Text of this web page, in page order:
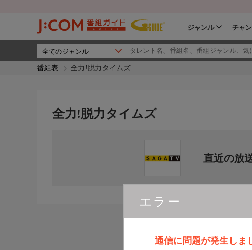
ジャンル チャ
番組表 全力!脱力タイムズ
エラー
通信に問題が発生しま
全力!脱力タイムズ
直近の放